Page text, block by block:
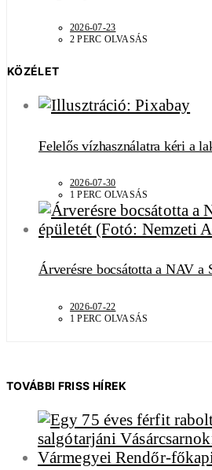
2026-07-23
2 PERC OLVASÁS
KÖZÉLET
Felelős vízhasználatra kéri a
2026-07-30
1 PERC OLVASÁS
Árverésre bocsátotta a NAV a
2026-07-22
1 PERC OLVASÁS
TOVÁBBI FRISS HÍREK